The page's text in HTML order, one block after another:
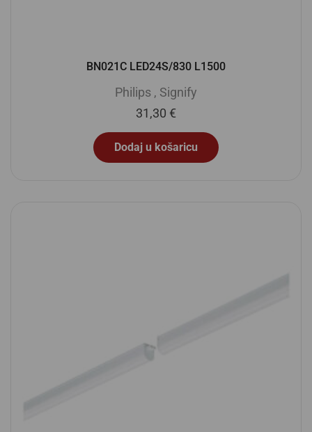
BN021C LED24S/830 L1500
Philips , Signify
31,30 €
Dodaj u košaricu